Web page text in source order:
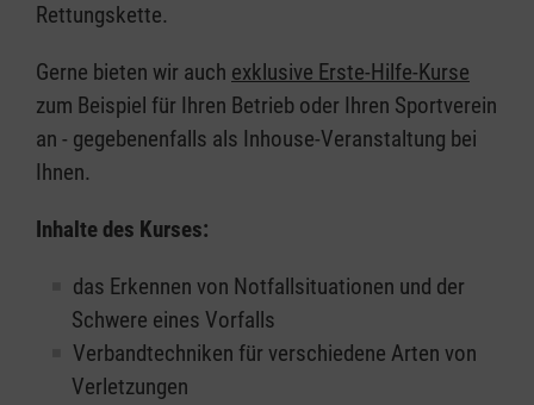
Rettungskette.
Gerne bieten wir auch exklusive Erste-Hilfe-Kurse
zum Beispiel für Ihren Betrieb oder Ihren Sportverein
an - gegebenenfalls als Inhouse-Veranstaltung bei
Ihnen.
Inhalte des Kurses:
das Erkennen von Notfallsituationen und der
Schwere eines Vorfalls
Verbandtechniken für verschiedene Arten von
Verletzungen